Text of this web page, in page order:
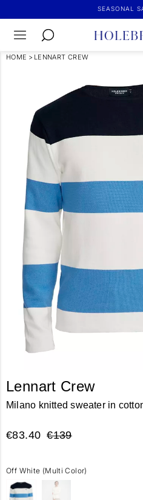
SEASONAL
HOME > LENNART CREW
Lennart Crew
Milano knitted sweater in
€83.40 €139
Off White (multi Color)